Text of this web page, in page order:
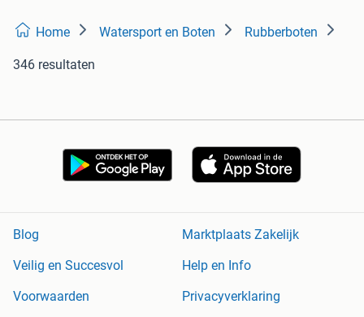
Home Watersport en Boten Rubberboten
346 resultaten
Blog
Marktplaats Zakelijk
Veilig en Succesvol
Help en Info
Voorwaarden
Privacyverklaring